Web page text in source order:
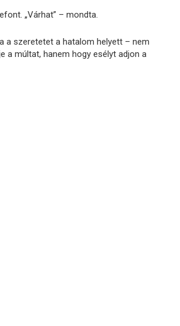
„Várhat” – mondta.
a szeretetet a hatalom helyett – nem
a múltat, hanem hogy esélyt adjon a